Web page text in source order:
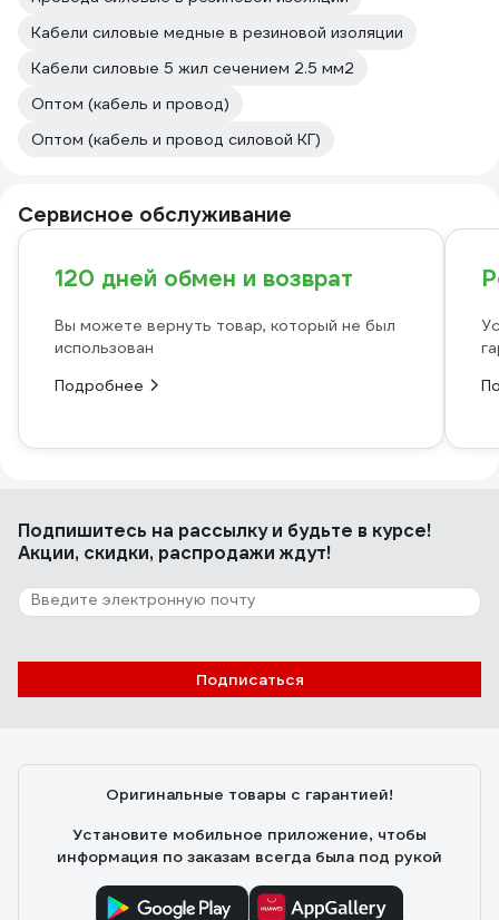
Кабели силовые медные в резиновой изоляции
Кабели силовые 5 жил сечением 2.5 мм2
Оптом (кабель и провод)
Оптом (кабель и провод силовой КГ)
Сервисное обслуживание
120 дней обмен и возврат
Вы можете вернуть товар, который не был
использован
Подробнее
Подпишитесь на рассылкуи будьте в курсе!
Акции, скидки, распродажи ждут!
Подписаться
Оригинальные товары с гарантией!
Установите мобильное приложение, чтобы
информация по заказам всегда была под рукой